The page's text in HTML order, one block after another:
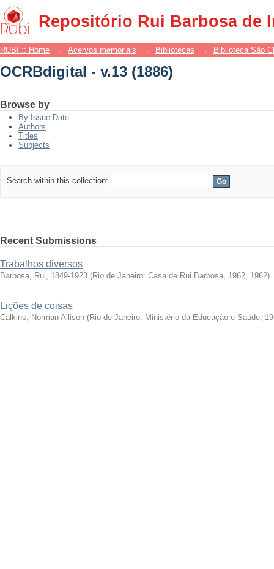
Repositório Rui Barbosa de
OCRBdigital - v.13 (1886)
RUBI :: Home → Acervos memoriais → Bibliotecas → Biblioteca São
OCRBdigital - v.13 (1886)
Browse by
By Issue Date
Authors
Titles
Subjects
Search within this collection:
Recent Submissions
Trabalhos diversos
Barbosa, Rui, 1849-1923 (Rio de Janeiro: Casa de Rui Barbosa, 1962, 1962)
Lições de coisas
Calkins, Norman Allison (Rio de Janeiro: Ministério da Educação e Saúde,